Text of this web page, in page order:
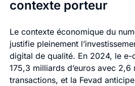
contexte porteur
Le contexte économique du
justifie pleinement
digital de qualité. En 2024, le e-
175,3 milliards d’euros avec 2,6
transactions, et la Fevad